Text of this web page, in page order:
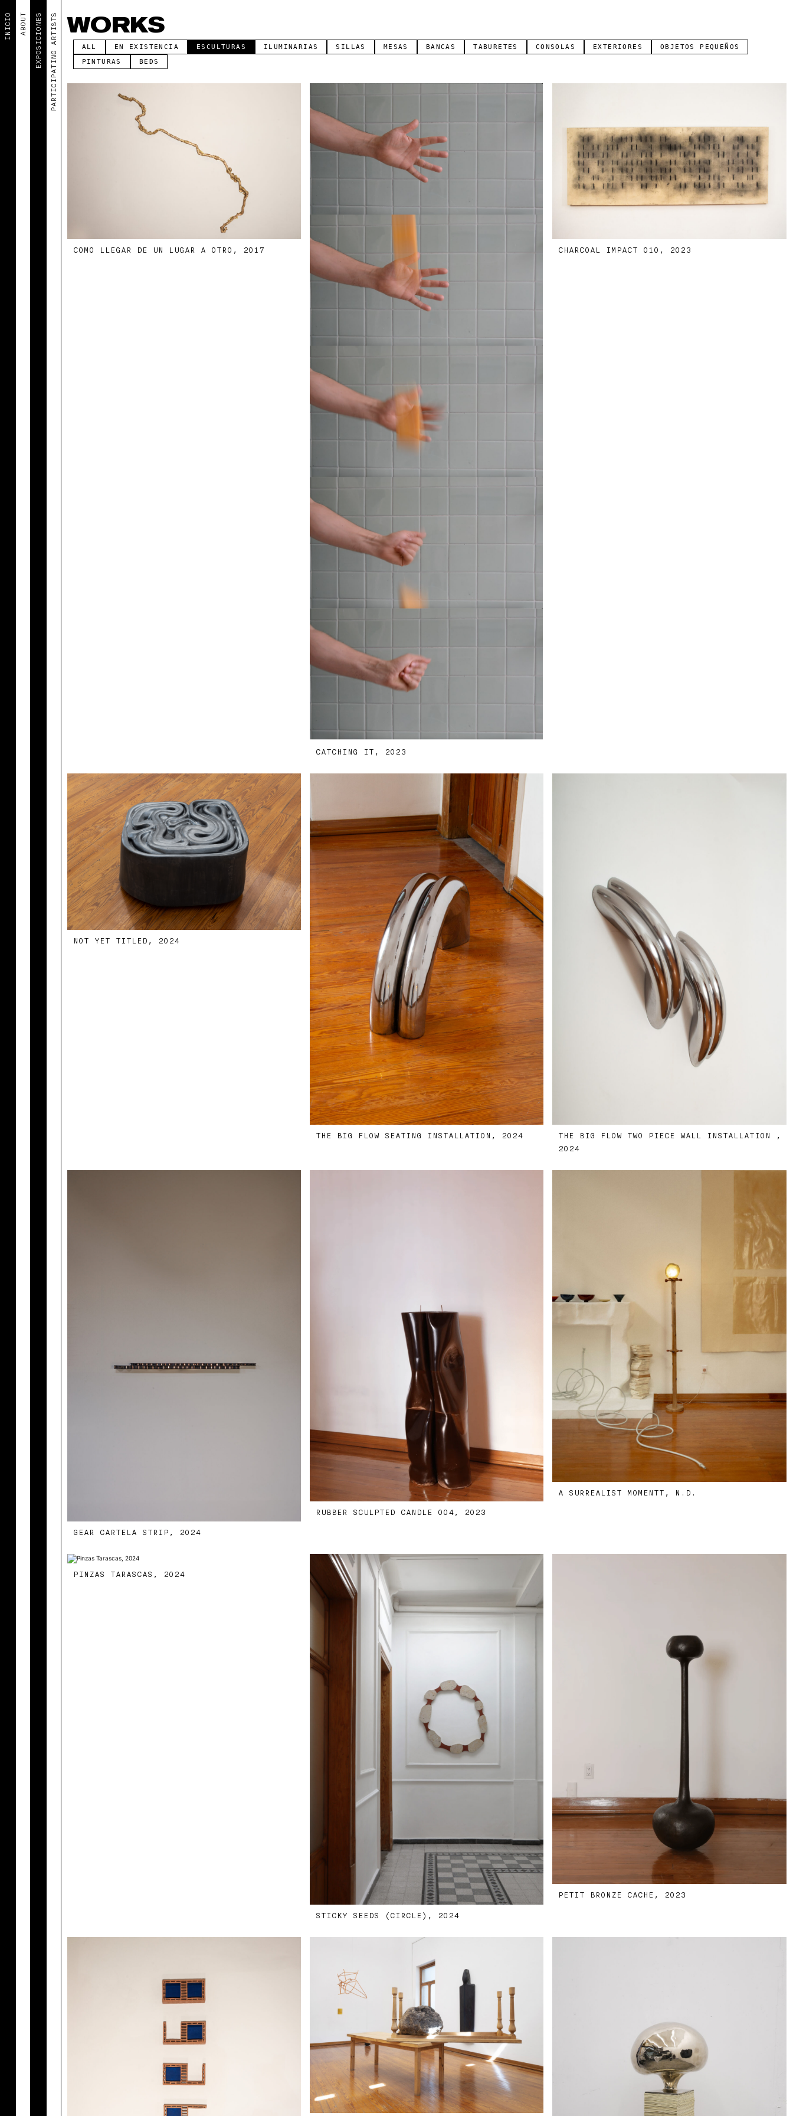
INICIO ABOUT EXPOSICIONESPARTICIPATING ARTISTS WORKS
ALL EN EXISTENCIA ESCULTURAS ILUMINARIAS SILLAS MESAS BANCAS TABURETES CONSOLAS EXTERIORES
OBJETOS PEQUEÑOS
PINTURAS
BEDS
COMO LLEGAR DE UN LUGAR A OTRO, 2017
CATCHING IT, 2023
CHARCOAL IMPACT 010, 2023
NOT YET TITLED, 2024
THE BIG FLOW SEATING INSTALLATION, 2024
THE BIG FLOW TWO PIECE WALL INSTALLATION ,
2024
GEAR CARTELA STRIP, 2024
RUBBER SCULPTED CANDLE 004, 2023
A SURREALIST MOMENTT, N.D.
PINZAS TARASCAS, 2024
STICKY SEEDS (CIRCLE), 2024
PETIT BRONZE CACHE, 2023